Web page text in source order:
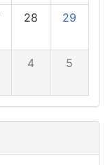
28 29
4 5